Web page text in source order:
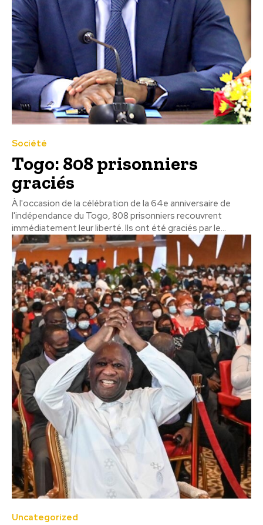
Société
Togo: 808 prisonniers
graciés
À l'occasion de la célébration de la 64e anniversaire de
l'indépendance du Togo, 808 prisonniers recouvrent
immédiatement leur liberté. Ils ont été graciés par le...
Uncategorized